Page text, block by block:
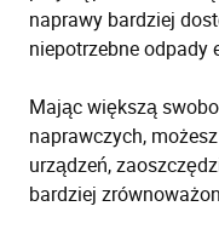
naprawy bardziej
niepotrzebne odpady
Mając większą
naprawczych,
urządzeń,
bardziej